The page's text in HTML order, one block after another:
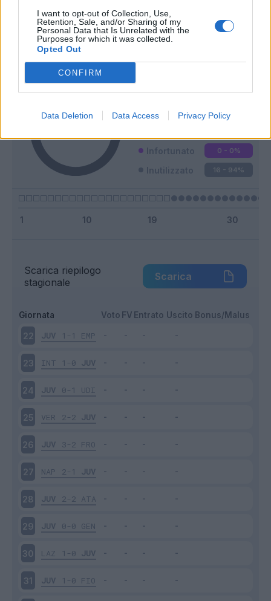
I want to opt-out of Collection, Use,
Retention, Sale, and/or Sharing of my
Personal Data that Is Unrelated with the
Purposes for which it was collected.
Opted Out
CONFIRM
Data Deletion Data Access Privacy Policy
Classic
Riepilogo stagione
Titolare 0 - 0%
Entrato 1 - 5
Infortunato 0 - 0%
Inutilizzato 16 - 94%
Scarica riepilogo
stagionale
Scarica
Giornata Voto FV Entrato Uscito Bonus/Malus
22 JUV 1-1 EMP
23 INT 1-0 JUV
24 JUV 0-1 UDI
25 VER 2-2 JUV
26 JUV 3-2 FRO
27 NAP 2-1 JUV
28 JUV 2-2 ATA
29 JUV 0-0 GEN
30 LAZ 1-0 JUV
31 JUV 1-0 FIO